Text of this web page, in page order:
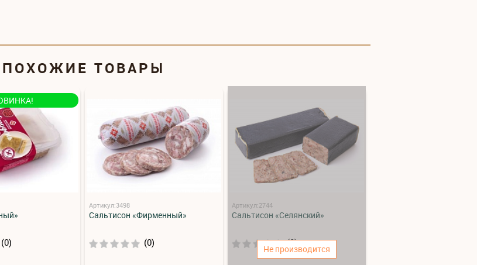
ПОХОЖИЕ ТОВАРЫ
(0)
Артикул:3498
Сальтисон «Фирменный»
(0)
Не производится
Артикул:2744
Сальтисон «Селянский»
(0)